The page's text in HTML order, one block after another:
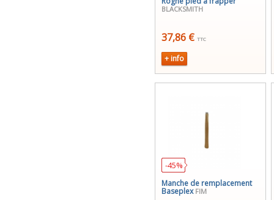
BLACKSMITH
37,86 € TTC
+ info
-45%
Manche de remplacement
Baseplex FIM